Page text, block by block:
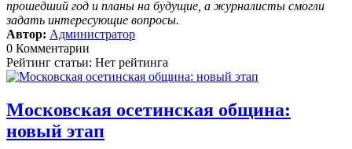
прошедший год и планы на будущие, а журналисты смогли
задать интересующие вопросы.
Автор: Администратор
0 Комментарии
Рейтинг статьи: Нет рейтинга
Московская осетинская община:
новый этап